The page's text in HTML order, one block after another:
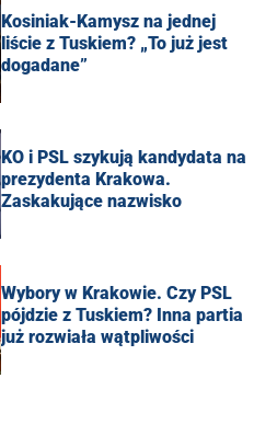
Kosiniak-Kamysz na jednej
liście z Tuskiem? „To już jest
dogadane”
KO i PSL szykują kandydata na
prezydenta Krakowa.
Zaskakujące nazwisko
Wybory w Krakowie. Czy PSL
pójdzie z Tuskiem? Inna partia
już rozwiała wątpliwości